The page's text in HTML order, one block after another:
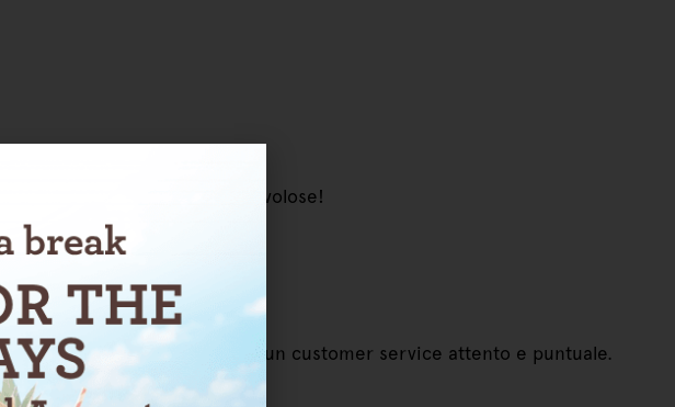
le creme sono davvero favolose!
scelta che faccio. seguono un customer service attento e puntuale.